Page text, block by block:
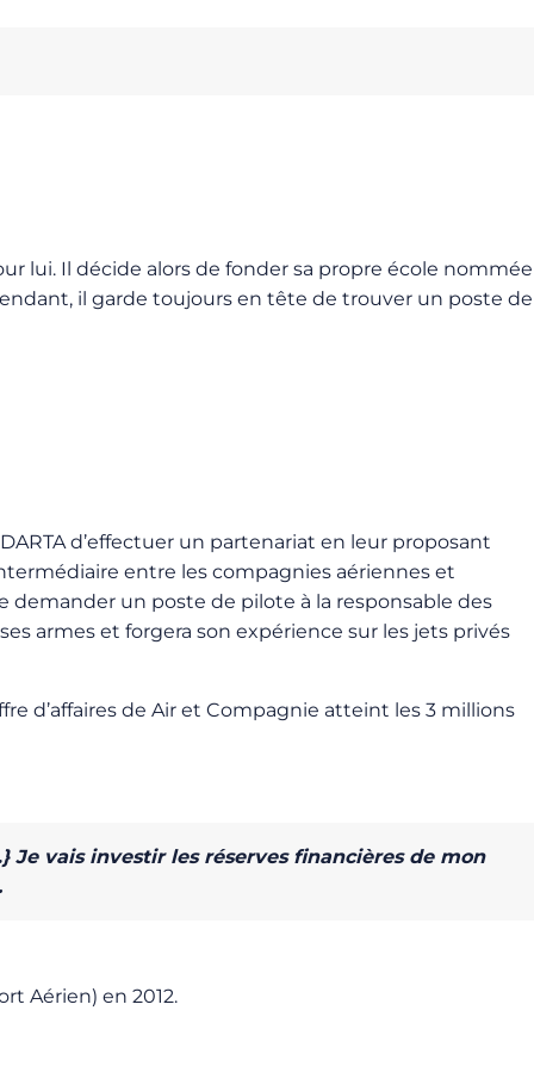
lui. Il décide alors de fonder sa propre école nommée
il garde toujours en tête de trouver un poste de
d’effectuer un partenariat en leur proposant
entre les compagnies aériennes et
demander un poste de pilote à la responsable des
armes et forgera son expérience sur les jets privés
d’affaires de Air et Compagnie atteint les 3 millions
Je vais investir les réserves financières de mon
Aérien) en 2012.